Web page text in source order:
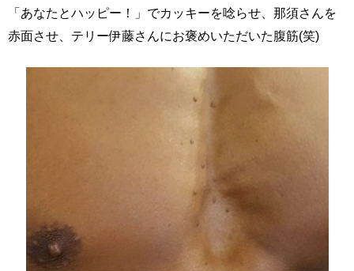
「あなたとハッピー！」でカッキーを唸らせ、那須さんを
赤面させ、テリー伊藤さんにお褒めいただいた腹筋(笑)